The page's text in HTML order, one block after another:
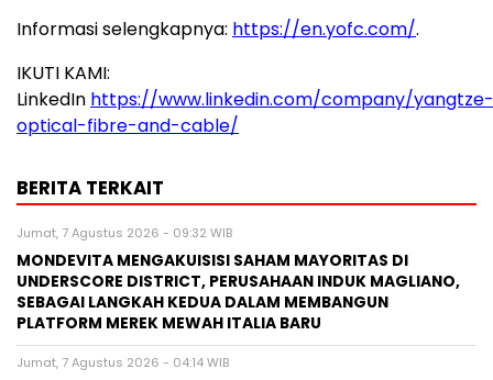
Informasi selengkapnya: https://en.yofc.com/.
IKUTI KAMI:
LinkedIn https://www.linkedin.com/company/yangtze-
optical-fibre-and-cable/
BERITA TERKAIT
Jumat, 7 Agustus 2026 - 09:32 WIB
MONDEVITA MENGAKUISISI SAHAM MAYORITAS DI
UNDERSCORE DISTRICT, PERUSAHAAN INDUK MAGLIANO,
SEBAGAI LANGKAH KEDUA DALAM MEMBANGUN
PLATFORM MEREK MEWAH ITALIA BARU
Jumat, 7 Agustus 2026 - 04:14 WIB